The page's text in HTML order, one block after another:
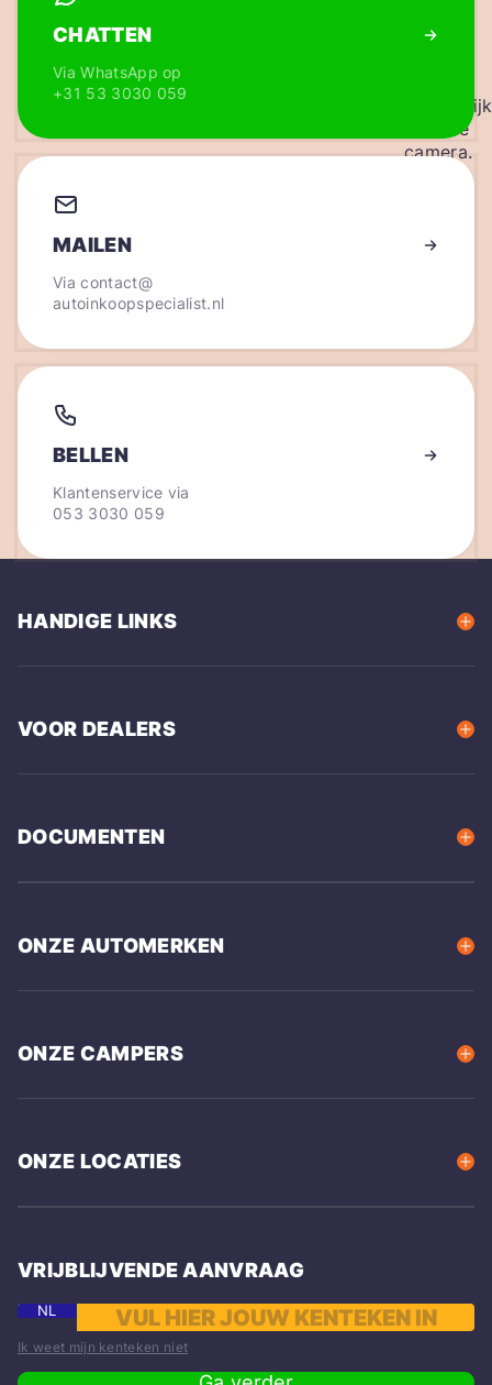
CHATTEN
Via WhatsApp op
+31 53 3030 059
MAILEN
Viacontact@
autoinkoopspecialist.nl
BELLEN
Klantenservice via
053 3030 059
HANDIGE LINKS
VOOR DEALERS
DOCUMENTEN
ONZE AUTOMERKEN
ONZE CAMPERS
ONZE LOCATIES
VRIJBLIJVENDE AANVRAAG
NL
Ik weet mijn kenteken niet